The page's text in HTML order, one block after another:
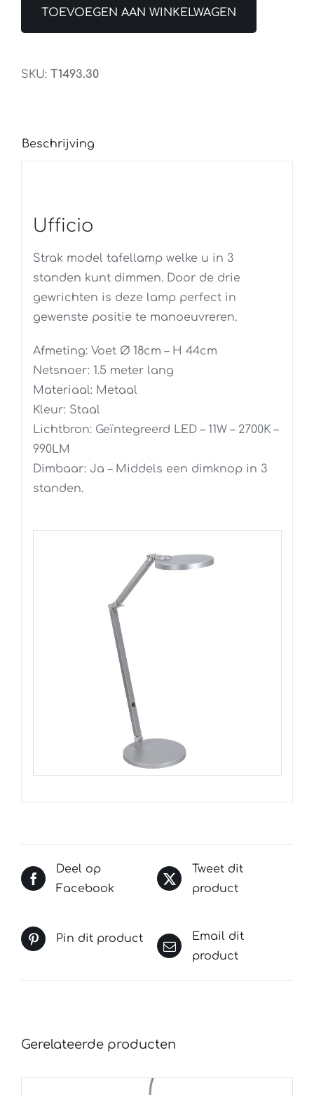
Staal
TOEVOEGEN AAN WINKELWAGEN
SKU: T1493.30
Beschrijving
Ufficio
Strak model tafellamp welke u in 3
standen kunt dimmen. Door de drie
gewrichten is deze lamp perfect in
gewenste positie te manoeuvreren.
Afmeting: Voet Ø 18cm – H 44cm
Netsnoer: 1.5 meter lang
Materiaal: Metaal
Kleur: Staal
Lichtbron: Geïntegreerd LED – 11W – 2700K –
990LM
Dimbaar: Ja – Middels een dimknop in 3
standen.
Deel op
Facebook
Tweet dit
product
Pin dit product
Email dit
product
Gerelateerde producten